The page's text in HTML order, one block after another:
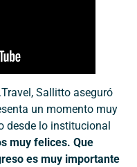
Sallitto aseguró
un momento muy
desde lo institucional
muy felices. Que
es muy importante